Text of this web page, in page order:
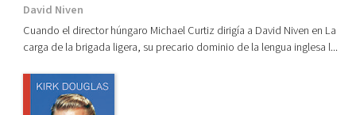
David Niven
Cuando el director húngaro Michael Curtiz dirigía a David Niven en La
carga de la brigada ligera, su precario dominio de la lengua inglesa l...